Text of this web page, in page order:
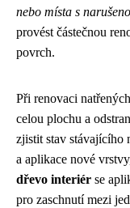
nebo místa s
provést částečnou
povrch.
Při renovaci
celou plochu a
zjistit stav stávajícího
a aplikace nové
dřevo interiér se
pro zaschnutí mezi